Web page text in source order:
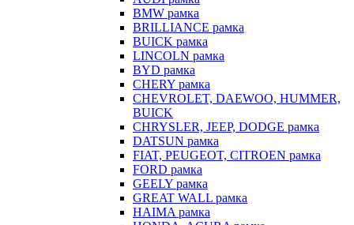
BMW рамка
BRILLIANCE рамка
BUICK рамка
LINCOLN рамка
BYD рамка
CHERY рамка
CHEVROLET, DAEWOO, HUMMER,
BUICK
CHRYSLER, JEEP, DODGE рамка
DATSUN рамка
FIAT, PEUGEOT, CITROEN рамка
FORD рамка
GEELY рамка
GREAT WALL рамка
HAIMA рамка